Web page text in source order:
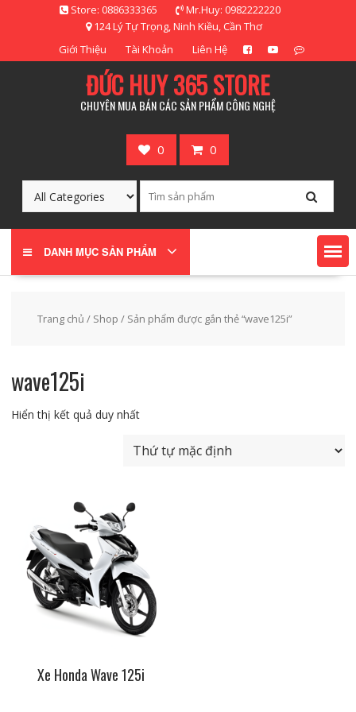
Store: 0886333365
Mr.Huy: 0982222220
124 Lý Tự Trọng, Ninh Kiều, Cần Thơ
Giới Thiệu
Tài Khoản Liên Hệ
ĐỨC HUY 365 STORE
CHUYÊN MUA BÁN CÁC SẢN PHẨM CÔNG NGHỆ
0 0
DANH MỤC SẢN PHẨM
Trang chủ / Shop / Sản phẩm được gắn thẻ “wave125i”
wave125i
Hiển thị kết quả duy nhất
Xe Honda Wave 125i